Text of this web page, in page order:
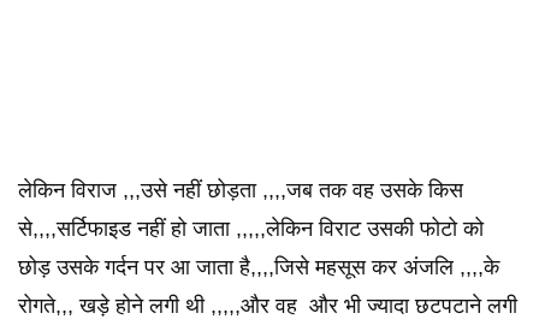
लेकिन विराज ,,,उसे नहीं छोड़ता ,,,,जब तक वह उसके किस
से,,,,सर्टिफाइड नहीं हो जाता ,,,,,लेकिन विराट उसकी फोटो को
छोड़ उसके गर्दन पर आ जाता है,,,,जिसे महसूस कर अंजलि ,,,,के
रोगते,,, खड़े होने लगी थी ,,,,,और वह और भी ज्यादा छटपटाने लगी